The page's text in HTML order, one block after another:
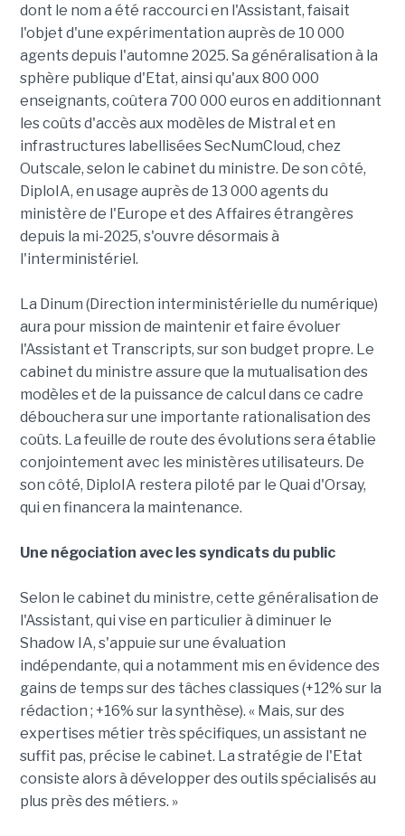
dont le nom a été raccourci en l'Assistant, faisait
l'objet d'une expérimentation auprès de 10 000
agents depuis l'automne 2025. Sa généralisation à la
sphère publique d'Etat, ainsi qu'aux 800 000
enseignants, coûtera 700 000 euros en additionnant
les coûts d'accès aux modèles de Mistral et en
infrastructures labellisées SecNumCloud, chez
Outscale, selon le cabinet du ministre. De son côté,
DiploIA, en usage auprès de 13 000 agents du
ministère de l'Europe et des Affaires étrangères
depuis la mi-2025, s'ouvre désormais à
l'interministériel.
La Dinum (Direction interministérielle du numérique)
aura pour mission de maintenir et faire évoluer
l'Assistant et Transcripts, sur son budget propre. Le
cabinet du ministre assure que la mutualisation des
modèles et de la puissance de calcul dans ce cadre
débouchera sur une importante rationalisation des
coûts. La feuille de route des évolutions sera établie
conjointement avec les ministères utilisateurs. De
son côté, DiploIA restera piloté par le Quai d'Orsay,
qui en financera la maintenance.
Une négociation avec les syndicats du public
Selon le cabinet du ministre, cette généralisation de
l'Assistant, qui vise en particulier à diminuer le
Shadow IA, s'appuie sur une évaluation
indépendante, qui a notamment mis en évidence des
gains de temps sur des tâches classiques (+12% sur la
rédaction ; +16% sur la synthèse). « Mais, sur des
expertises métier très spécifiques, un assistant ne
suffit pas, précise le cabinet. La stratégie de l'Etat
consiste alors à développer des outils spécialisés au
plus près des métiers. »